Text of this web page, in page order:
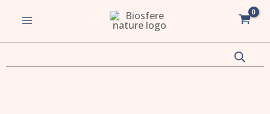
contenuto